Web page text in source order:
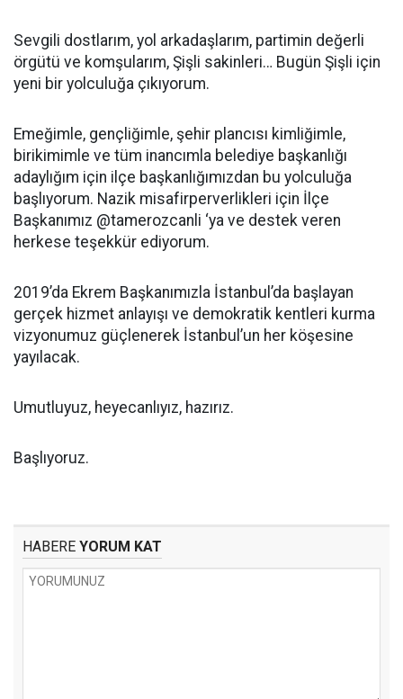
Sevgili dostlarım, yol arkadaşlarım, partimin değerli
örgütü ve komşularım, Şişli sakinleri… Bugün Şişli için
yeni bir yolculuğa çıkıyorum.
Emeğimle, gençliğimle, şehir plancısı kimliğimle,
birikimimle ve tüm inancımla belediye başkanlığı
adaylığım için ilçe başkanlığımızdan bu yolculuğa
başlıyorum. Nazik misafirperverlikleri için İlçe
Başkanımız @tamerozcanli ‘ya ve destek veren
herkese teşekkür ediyorum.
2019’da Ekrem Başkanımızla İstanbul’da başlayan
gerçek hizmet anlayışı ve demokratik kentleri kurma
vizyonumuz güçlenerek İstanbul’un her köşesine
yayılacak.
Umutluyuz, heyecanlıyız, hazırız.
Başlıyoruz.
HABERE YORUM KAT